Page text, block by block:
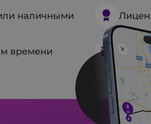
наличными
времени